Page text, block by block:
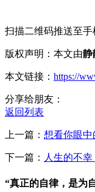
扫描二维码推送至手
版权声明：本文由静
本文链接： https://
分享给朋友：
返回列表
上一篇： 想看你眼中
下一篇： 人生的不
“真正的自律，是为